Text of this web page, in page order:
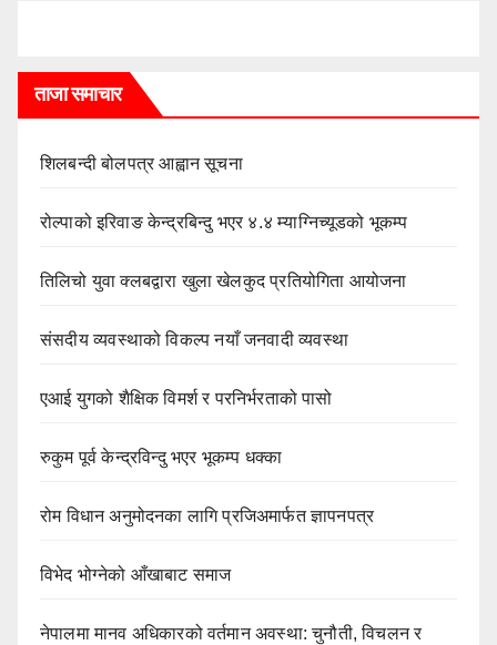
ताजा समाचार
शिलबन्दी बोलपत्र आह्वान सूचना
रोल्पाको इरिवाङ केन्द्रबिन्दु भएर ४.४ म्याग्निच्यूडको भूकम्प
तिलिचो युवा क्लबद्वारा खुला खेलकुद प्रतियोगिता आयोजना
संसदीय व्यवस्थाको विकल्प नयाँ जनवादी व्यवस्था
एआई युगको शैक्षिक विमर्श र परनिर्भरताको पासो
रुकुम पूर्व केन्द्रविन्दु भएर भूकम्प धक्का
रोम विधान अनुमोदनका लागि प्रजिअमार्फत ज्ञापनपत्र
विभेद भोग्नेको आँखाबाट समाज
नेपालमा मानव अधिकारको वर्तमान अवस्था: चुनौती, विचलन र